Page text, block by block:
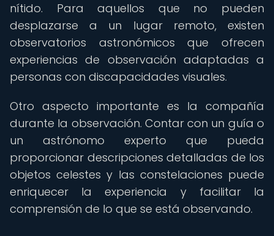
nítido. Para aquellos que no pueden
desplazarse a un lugar remoto, existen
observatorios astronómicos que ofrecen
experiencias de observación adaptadas a
personas con discapacidades visuales.
Otro aspecto importante es la compañía
durante la observación. Contar con un guía o
un astrónomo experto que pueda
proporcionar descripciones detalladas de los
objetos celestes y las constelaciones puede
enriquecer la experiencia y facilitar la
comprensión de lo que se está observando.